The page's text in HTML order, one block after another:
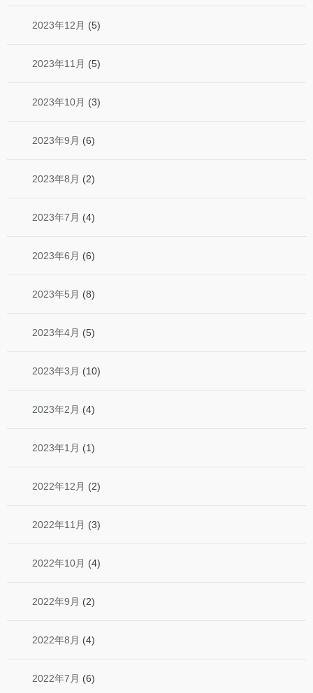
2023年12月 (5)
2023年11月 (5)
2023年10月 (3)
2023年9月 (6)
2023年8月 (2)
2023年7月 (4)
2023年6月 (6)
2023年5月 (8)
2023年4月 (5)
2023年3月 (10)
2023年2月 (4)
2023年1月 (1)
2022年12月 (2)
2022年11月 (3)
2022年10月 (4)
2022年9月 (2)
2022年8月 (4)
2022年7月 (6)